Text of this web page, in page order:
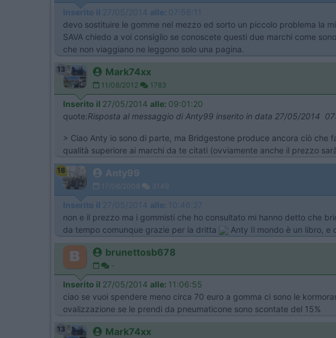
Inserito il 27/05/2014 alle: 07:56:11
devo sostituire le gomme nel mezzo ed sorto un piccolo problema la
SAVA chiedo a voi consiglio se conoscete questi due marchi come
che non viaggiano ne leggono solo una pagina.
13 Mark74xx
11/08/2012 1783
Inserito il 27/05/2014 alle: 09:01:20
quote:Risposta al messaggio di Anty99 inserito in data 27/05/2014
> Ciao Anty io sono di parte, ma Bridgestone produce ancora ciò
qualità superiore ai marchi da te citati (ovviamente anche il prezzo
18 Anty99
17/06/2008 3149
Inserito il 27/05/2014 alle: 10:46:27
non e il prezzo ma i gommisti che ho consultato mi hanno detto che
da tempo comunque grazie per la dritta
Anty Il mondo è un libro, e
brunettosb678
-
Inserito il 27/05/2014 alle: 11:06:55
ciao se vuoi spendere meno circa 70 euro a gomma ci sono le
ovalizzazione se le prendi da pneumaticone sono scontate del 15%
13 Mark74xx